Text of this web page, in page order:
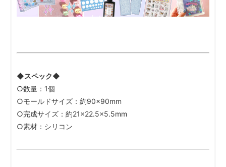
◆スペック◆
○数量：1個
○モールドサイズ：約90×90mm
○完成サイズ：約21×22.5×5.5mm
○素材：シリコン